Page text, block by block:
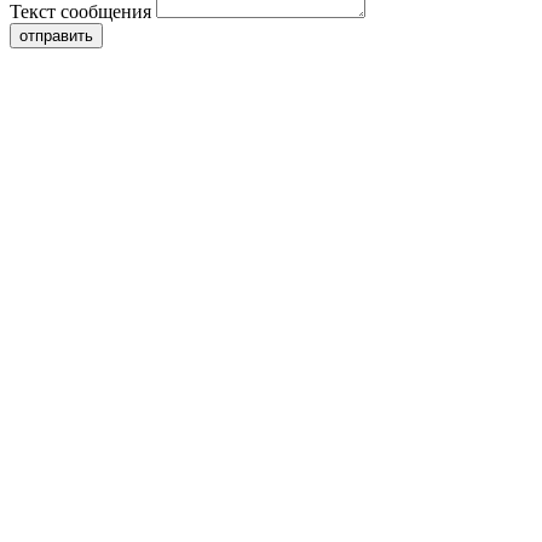
Текст сообщения
отправить